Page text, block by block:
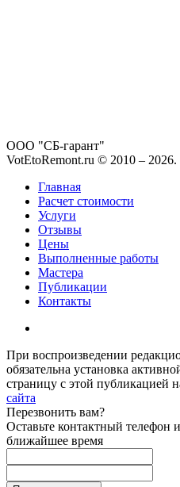
ООО "СБ-гарант"
VotEtoRemont.ru © 2010 – 2026.
Главная
Расчет стоимости
Услуги
Отзывы
Цены
Выполненные работы
Мастера
Публикации
Контакты
При воспроизведении
обязательна установка
страницу с этой публикацией
сайта
Перезвонить вам?
Оставьте контактный
ближайшее время